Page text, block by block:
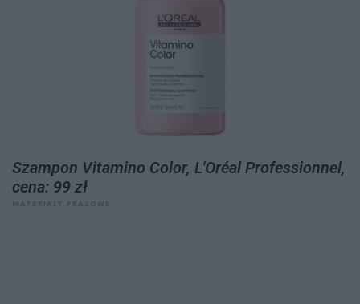
Szampon Vitamino Color, L'Oréal Professionnel,
cena: 99 zł